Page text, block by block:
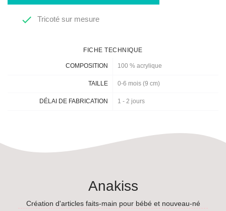
 Tricoté sur mesure
FICHE TECHNIQUE
COMPOSITION 100 % acrylique
TAILLE 0-6 mois (9 cm)
DÉLAI DE FABRICATION 1 - 2 jours
Anakiss
Création d'articles faits-main pour bébé et nouveau-né